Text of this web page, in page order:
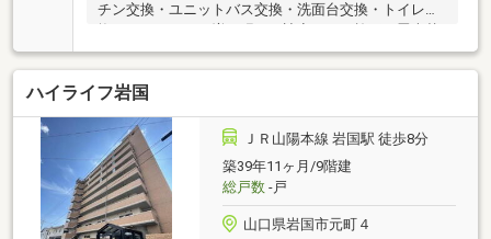
チン交換・ユニットバス交換・洗面台交換・トイレ交
え・襖貼替・ハウスクリーニングetc◆スーパー、コン
ビニが徒歩10分圏内！◆新南陽駅まで徒歩8分♪駅近生
活！日々の暮らしにゆとりをもたらします。◆宅配ボ
ックスがあり、お仕事で忙しくても荷物が受け取れま
す。
ハイライフ岩国
ＪＲ山陽本線 岩国駅 徒歩8分
築39年11ヶ月/9階建
総戸数-戸
山口県岩国市元町４